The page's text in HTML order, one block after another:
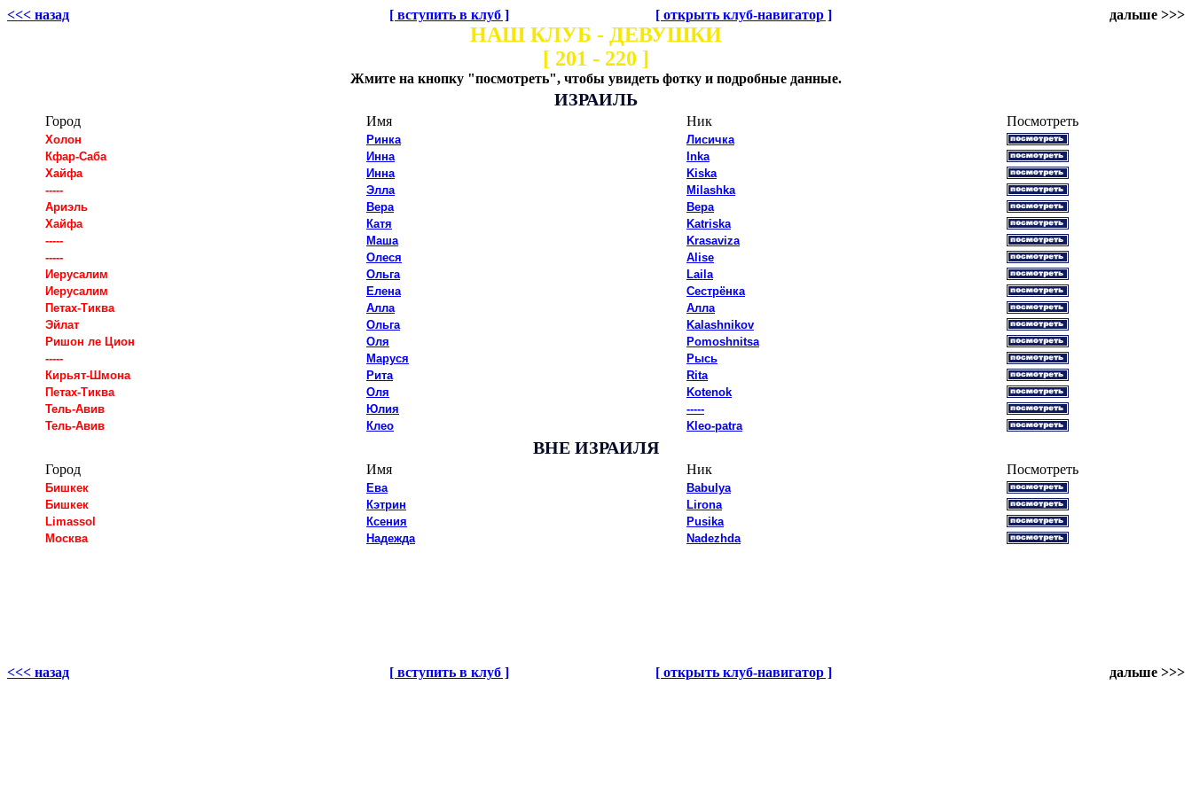
<<< назад [ вступить в клуб ] [ открыть клуб-навигатор ] дальше >>>
НАШ КЛУБ - ДЕВУШКИ
[ 201 - 220 ]
Жмите на кнопку "посмотреть", чтобы увидеть фотку и подробные данные.
ИЗРАИЛЬ
Город Имя Ник Посмотреть
Холон Ринка
Лисичка
Кфар-Саба
Инна
Inka
Хайфа
Инна
Kiska
-----
Элла
Milashka
Ариэль
Вера
Вера
Хайфа
Катя
Katriska
-----
Маша
Krasaviza
-----
Олеся
Alise
Иерусалим
Ольга
Laila
Иерусалим
Елена
Сестрёнка
Петах-Тиква
Алла
Алла
Эйлат
Ольга
Kalashnikov
Ришон ле Цион
Оля
Pomoshnitsa
-----
Маруся
Рысь
Кирьят-Шмона
Рита
Rita
Петах-Тиква
Оля
Kotenok
Тель-Авив
Юлия
-----
Тель-Авив
Клео Kleo-patra
ВНЕ ИЗРАИЛЯ
Город Имя Ник Посмотреть
Бишкек Ева
Babulya
Бишкек
Кэтрин
Lirona
Limassol
Ксения
Pusika
Москва
Надежда Nadezhda
<<< назад [ вступить в клуб ] [ открыть клуб-навигатор ] дальше >>>